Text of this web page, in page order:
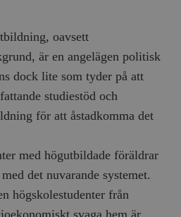
oavsett
är en angelägen politisk
dock lite som tyder på att
studiestöd och
för att åstadkomma det
med högutbildade föräldrar
det nuvarande systemet.
högskolestudenter från